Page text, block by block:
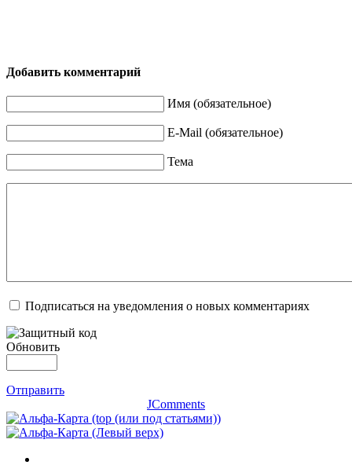
Добавить комментарий
Имя (обязательное)
E-Mail (обязательное)
Тема
Подписаться на уведомления о новых комментариях
Обновить
Отправить
JComments